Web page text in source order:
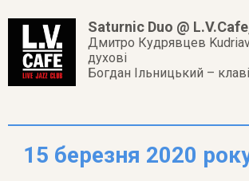
Saturnic Duo @
Дмитро Кудрявцев
духові
Богдан Ільницький –
15 березня 2020